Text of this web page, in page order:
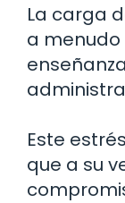
La carga
a menudo
Este
que a su